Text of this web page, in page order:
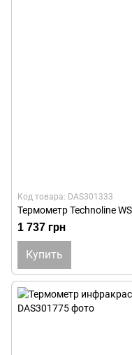
Код товара: DAS301333
Термометр Technoline
1 737 грн
Купить